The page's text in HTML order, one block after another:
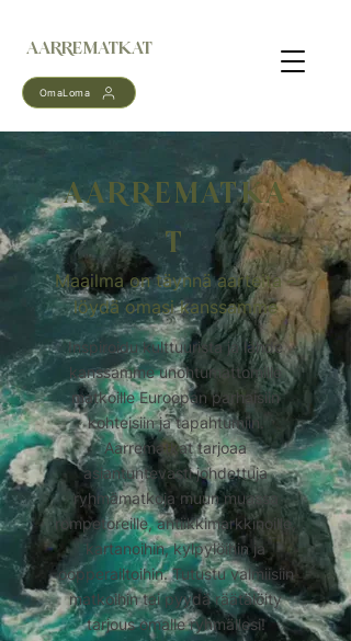
OmaLoma
AARREMATKAT
AARREMATKA
T
Maailma on täynnä aarteita –
löydä omasi kanssamme
Inspiroidu kulttuurista ja lähde
kanssamme unohtumattomille
matkoille Euroopan parhaisiin
kohteisiin ja tapahtumiin.
Aarrematkat tarjoaa
asiantuntevasti johdettuja
ryhmämatkoja muun muassa
rompetoreille, antiikkimarkkinoille,
kartanoihin, kylpylöihin ja
oopperailtoihin. Tutustu valmiisiin
matkoihin tai pyydä räätälöity
tarjous omalle ryhmällesi!